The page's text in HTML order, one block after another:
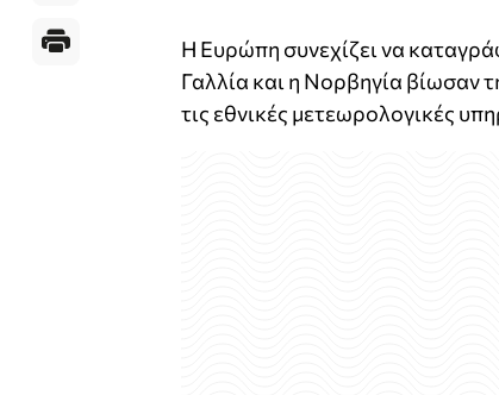
Η Ευρώπη συνεχίζει να
Γαλλία και η Νορβηγία βίωσαν
τις εθνικές μετεωρολογικές